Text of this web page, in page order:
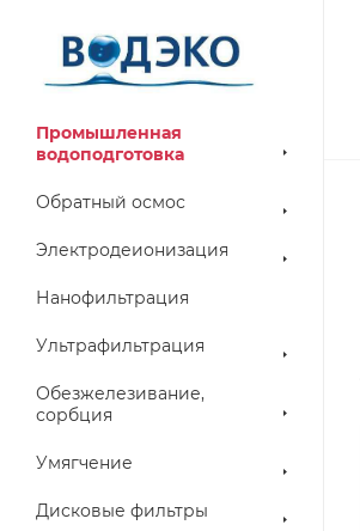
Промышленная
водоподготовка
Обратный осмос
Электродеионизация
Нанофильтрация
Ультрафильтрация
Обезжелезивание,
сорбция
Умягчение
Дисковые фильтры